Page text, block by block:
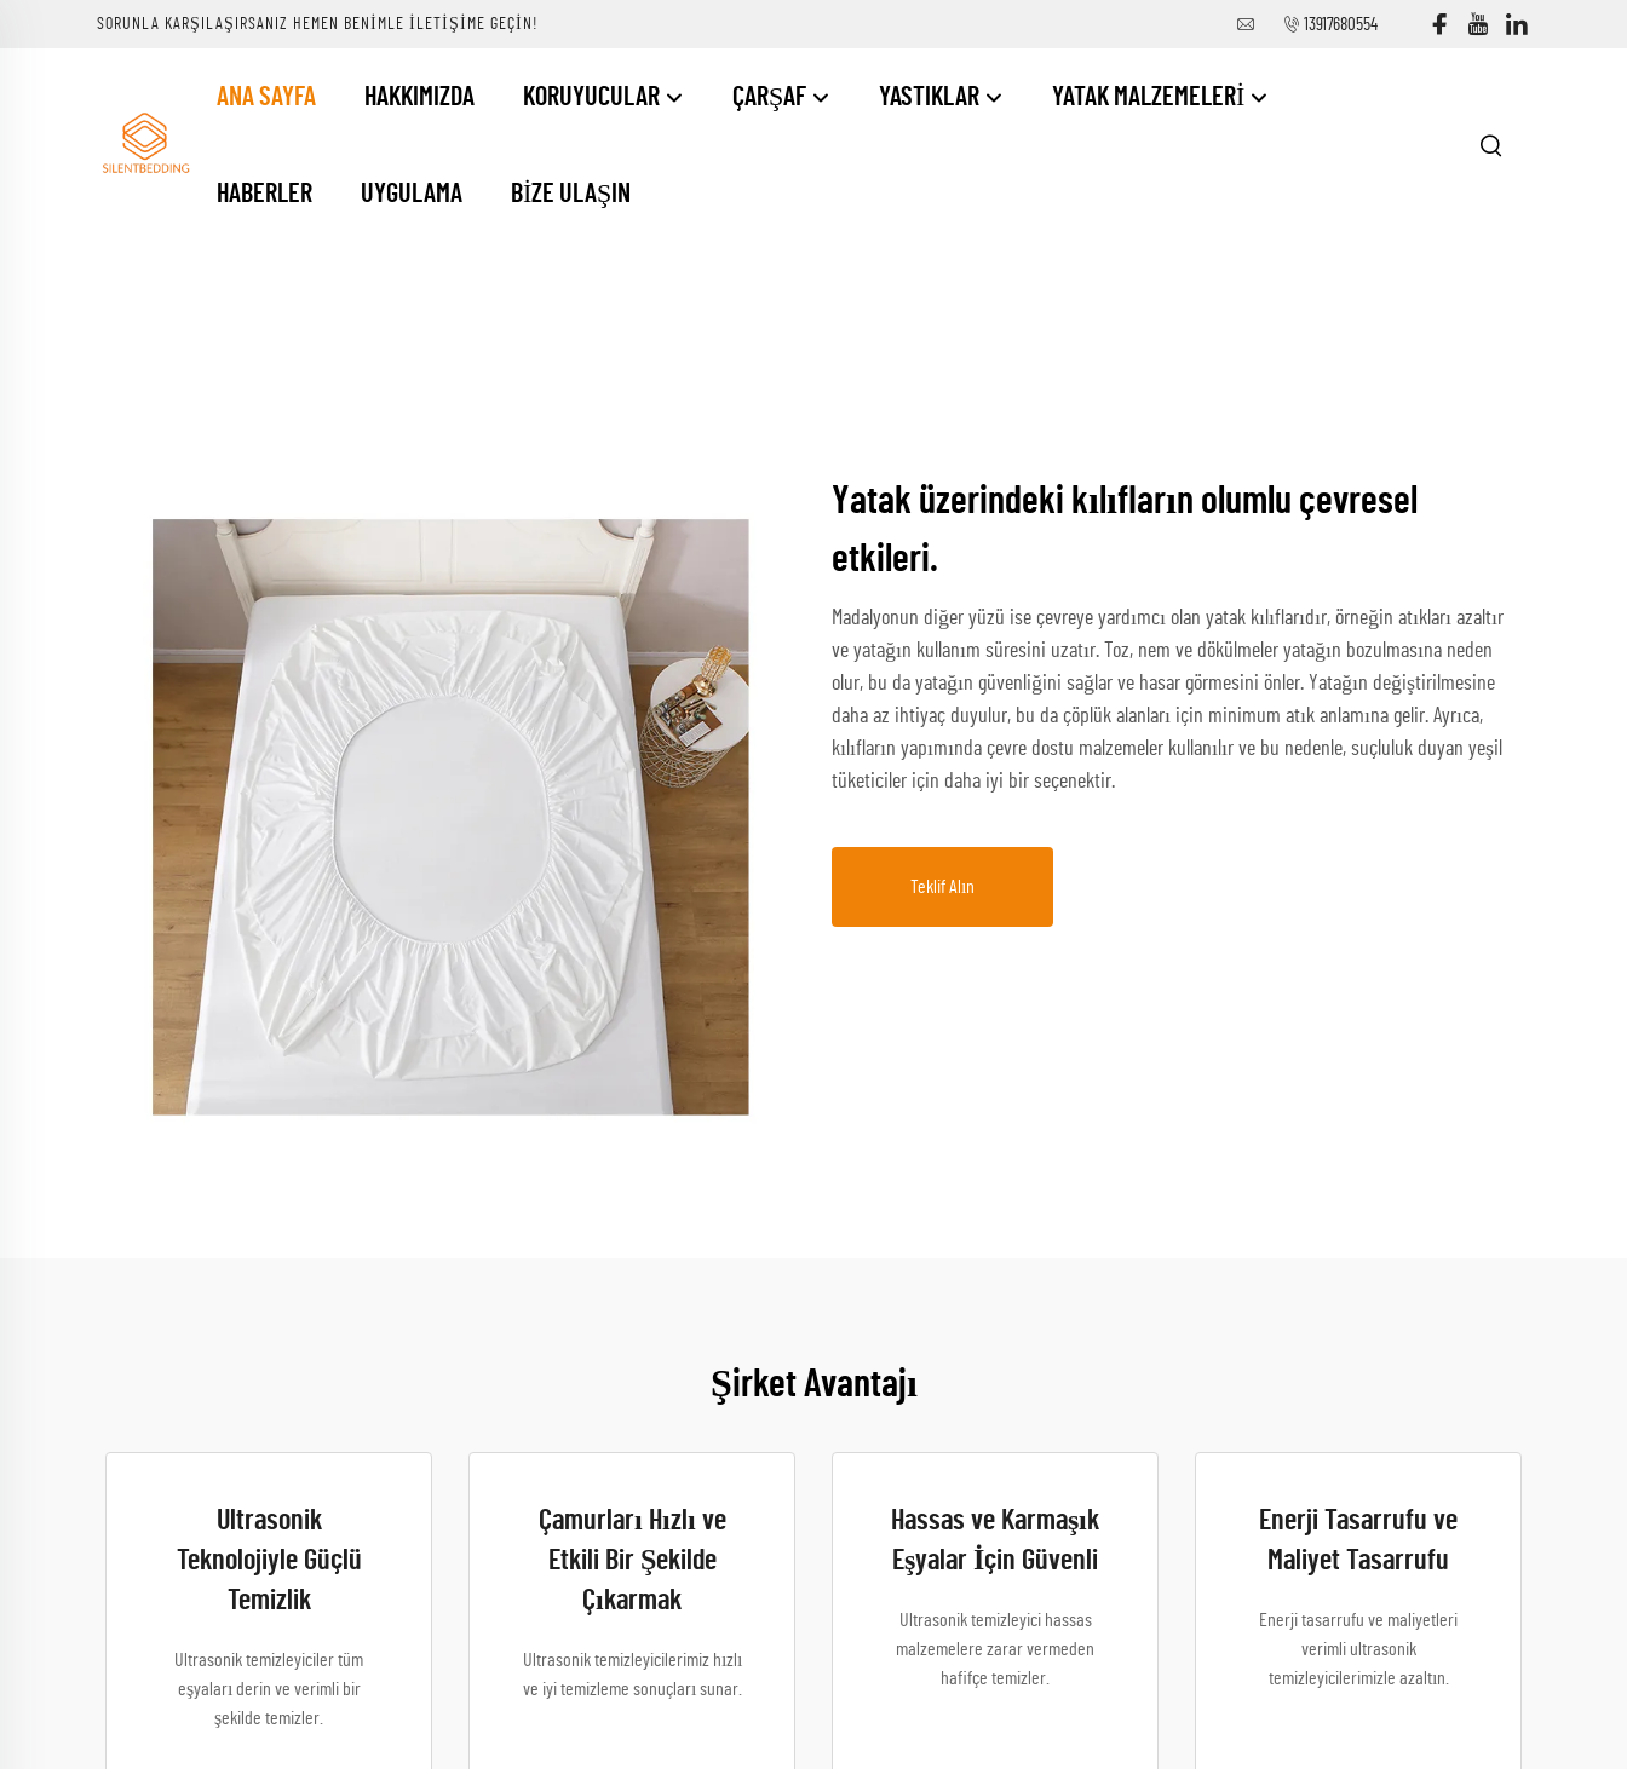
SORUNLA KARŞILAŞIRSANIZ HEMEN BENIMLE ILETIŞIME GEÇIN! 13917680554
ANA SAYFA HAKKIMIZDA KORUYUCULAR ÇARŞAF YASTIKLAR YATAK MALZEMELERI
HABERLER UYGULAMA BIZE ULAŞIN
Yatak üzerindeki kılıfların olumlu çevresel
etkileri.
Madalyonun diğer yüzü ise çevreye yardımcı olan yatak kılıflarıdır, örneğin atıkları azaltır
ve yatağın kullanım süresini uzatır. Toz, nem ve dökülmeler yatağın bozulmasına neden
olur, bu da yatağın güvenliğini sağlar ve hasar görmesini önler. Yatağın değiştirilmesine
daha az ihtiyaç duyulur, bu da çöplük alanları için minimum atık anlamına gelir. Ayrıca,
kılıfların yapımında çevre dostu malzemeler kullanılır ve bu nedenle, suçluluk duyan yeşil
tüketiciler için daha iyi bir seçenektir.
Teklif Alın
Şirket Avantajı
Ultrasonik
Teknolojiyle Güçlü
Temizlik
Ultrasonik temizleyiciler tüm
eşyaları derin ve verimli bir
şekilde temizler.
Çamurları Hızlı ve
Etkili Bir Şekilde
Çıkarmak
Ultrasonik temizleyicilerimiz hızlı
ve iyi temizleme sonuçları sunar.
Hassas ve Karmaşık
Eşyalar İçin Güvenli
Ultrasonik temizleyici hassas
malzemelere zarar vermeden
hafifçe temizler.
Enerji Tasarrufu ve
Maliyet Tasarrufu
Enerji tasarrufu ve maliyetleri
verimli ultrasonik
temizleyicilerimizle azaltın.